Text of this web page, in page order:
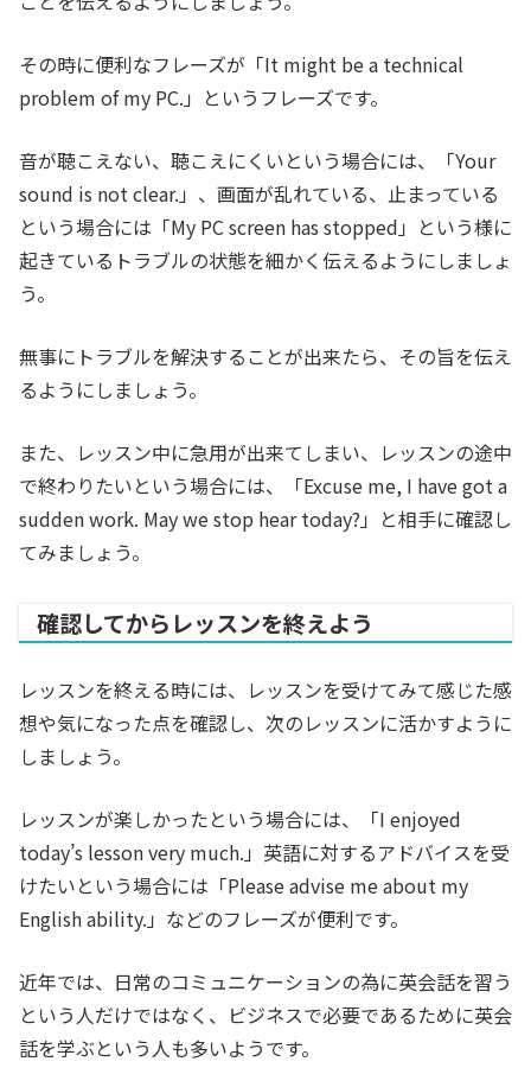
その時に便利なフレーズが「It might be a technical
problem of my PC.」というフレーズです。
音が聴こえない、聴こえにくいという場合には、「Your
sound is not clear.」、画面が乱れている、止まっている
という場合には「My PC screen has stopped」という様に
起きているトラブルの状態を細かく伝えるようにしましょ
う。
無事にトラブルを解決することが出来たら、その旨を伝え
るようにしましょう。
また、レッスン中に急用が出来てしまい、レッスンの途中
で終わりたいという場合には、「Excuse me, I have got a
sudden work. May we stop hear today?」と相手に確認し
てみましょう。
確認してからレッスンを終えよう
レッスンを終える時には、レッスンを受けてみて感じた感
想や気になった点を確認し、次のレッスンに活かすように
しましょう。
レッスンが楽しかったという場合には、「I enjoyed
today’s lesson very much.」英語に対するアドバイスを受
けたいという場合には「Please advise me about my
English ability.」などのフレーズが便利です。
近年では、日常のコミュニケーションの為に英会話を習う
という人だけではなく、ビジネスで必要であるために英会
話を学ぶという人も多いようです。